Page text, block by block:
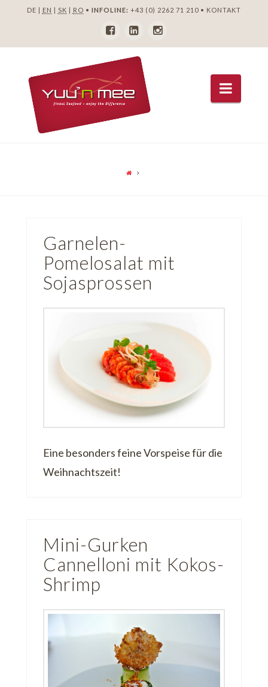
DE | EN | SK | RO • INFOLINE: +43 (0) 2262 71 210• KONTAKT
Garnelen-
Pomelosalat mit
Sojasprossen
Eine besonders feine Vorspeise für die
Weihnachtszeit!
Mini-Gurken
Cannelloni mit Kokos-
Shrimp